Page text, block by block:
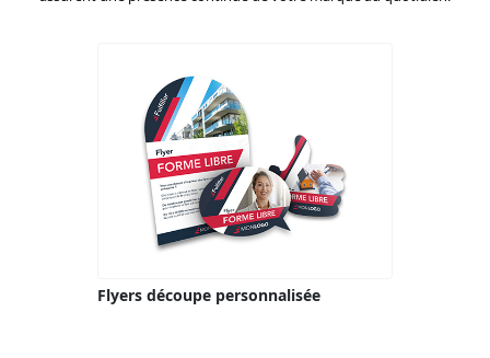
Flyers découpe personnalisée